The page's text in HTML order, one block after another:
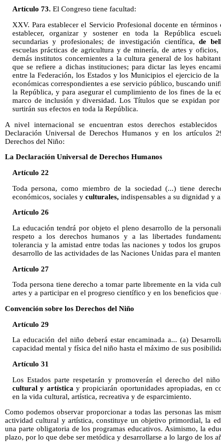
Artículo 73. El Congreso tiene facultad:
XXV. Para establecer el Servicio Profesional docente en
establecer, organizar y sostener en toda la República
secundarias y profesionales; de investigación científica,de
escuelas prácticas de agricultura y de minería, de artes y
demás institutos concernientes a la cultura general de los
que se refiere a dichas instituciones; para dictar las leyes
entre la Federación, los Estados y los Municipios el ejercicio de
económicas correspondientes a ese servicio público, buscando
la República, y para asegurar el cumplimiento de los fines de la
marco de inclusión y diversidad. Los Títulos que se expidan
surtirán sus efectos en toda la República.
A nivel internacional se encuentran estos derechos
Declaración Universal de Derechos Humanos y en los artículos
Derechos del Niño:
La Declaración Universal de Derechos Humanos
Artículo 22
Toda persona, como miembro de la sociedad (...) tiene
económicos, sociales y culturales, indispensables a su dignidad y
Artículo 26
La educación tendrá por objeto el pleno desarrollo de la
respeto a los derechos humanos y a las libertades
tolerancia y la amistad entre todas las naciones y todos los
desarrollo de las actividades de las Naciones Unidas para el
Artículo 27
Toda persona tiene derecho a tomar parte libremente en la vida
artes y a participar en el progreso científico y en los beneficios que
Convención sobre los Derechos del Niño
Artículo 29
La educación del niño deberá estar encaminada a... (a)
capacidad mental y física del niño hasta el máximo de sus
Artículo 31
Los Estados parte respetarán y promoverán el derecho del
cultural y artística y propiciarán oportunidades apropiadas, en
en la vida cultural, artística, recreativa y de esparcimiento.
Como podemos observar proporcionar a todas las personas las
actividad cultural y artística, constituye un objetivo primordial, la
una parte obligatoria de los programas educativos. Asimismo, la
plazo, por lo que debe ser metódica y desarrollarse a lo largo de los